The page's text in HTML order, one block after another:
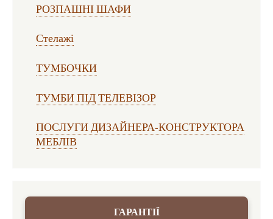
РОЗПАШНІ ШАФИ
Стелажі
ТУМБОЧКИ
ТУМБИ ПІД ТЕЛЕВІЗОР
ПОСЛУГИ ДИЗАЙНЕРА-КОНСТРУКТОРА
МЕБЛІВ
ГАРАНТІЇ